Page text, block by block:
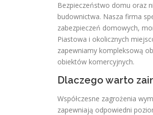
Bezpieczeństwo domu oraz
budownictwa. Nasza firma
zabezpieczeń domowych,
Piastowa i okolicznych
zapewniamy kompleksową
obiektów komercyjnych.
Dlaczego warto
Współczesne zagrożenia
zapewniają odpowiedni